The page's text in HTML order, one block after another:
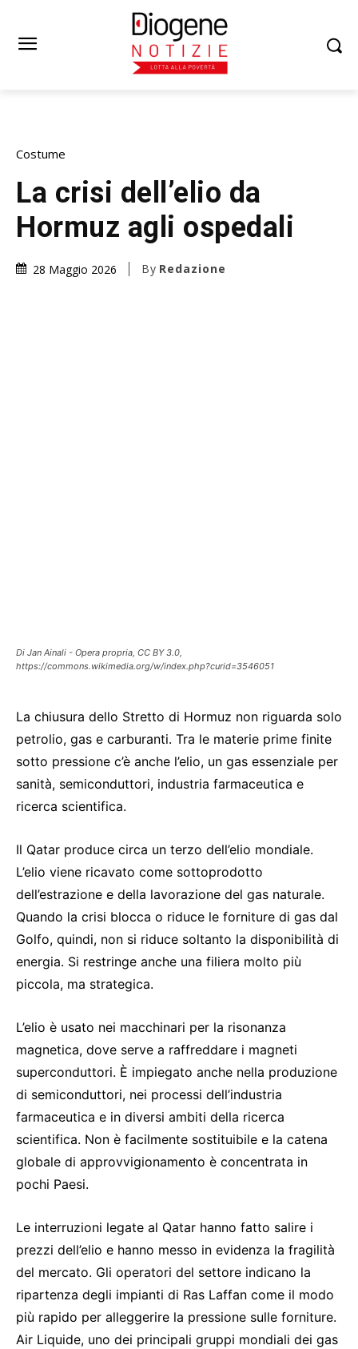
Costume
La crisi dell’elio da
Hormuz agli ospedali
28 Maggio 2026 By Redazione
Di Jan Ainali - Opera propria, CC BY 3.0,
https://commons.wikimedia.org/w/index.php?curid=3546051
La chiusura dello Stretto di Hormuz non riguarda solo
petrolio, gas e carburanti. Tra le materie prime finite
sotto pressione c’è anche l’elio, un gas essenziale per
sanità, semiconduttori, industria farmaceutica e
ricerca scientifica.
Il Qatar produce circa un terzo dell’elio mondiale.
L’elio viene ricavato come sottoprodotto
dell’estrazione e della lavorazione del gas naturale.
Quando la crisi blocca o riduce le forniture di gas dal
Golfo, quindi, non si riduce soltanto la disponibilità di
energia. Si restringe anche una filiera molto più
piccola, ma strategica.
L’elio è usato nei macchinari per la risonanza
magnetica, dove serve a raffreddare i magneti
superconduttori. È impiegato anche nella produzione
di semiconduttori, nei processi dell’industria
farmaceutica e in diversi ambiti della ricerca
scientifica. Non è facilmente sostituibile e la catena
globale di approvvigionamento è concentrata in
pochi Paesi.
Le interruzioni legate al Qatar hanno fatto salire i
prezzi dell’elio e hanno messo in evidenza la fragilità
del mercato. Gli operatori del settore indicano la
ripartenza degli impianti di Ras Laffan come il modo
più rapido per alleggerire la pressione sulle forniture.
Air Liquide, uno dei principali gruppi mondiali dei gas